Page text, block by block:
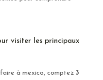
visiter les principaux
à mexico, comptez 3